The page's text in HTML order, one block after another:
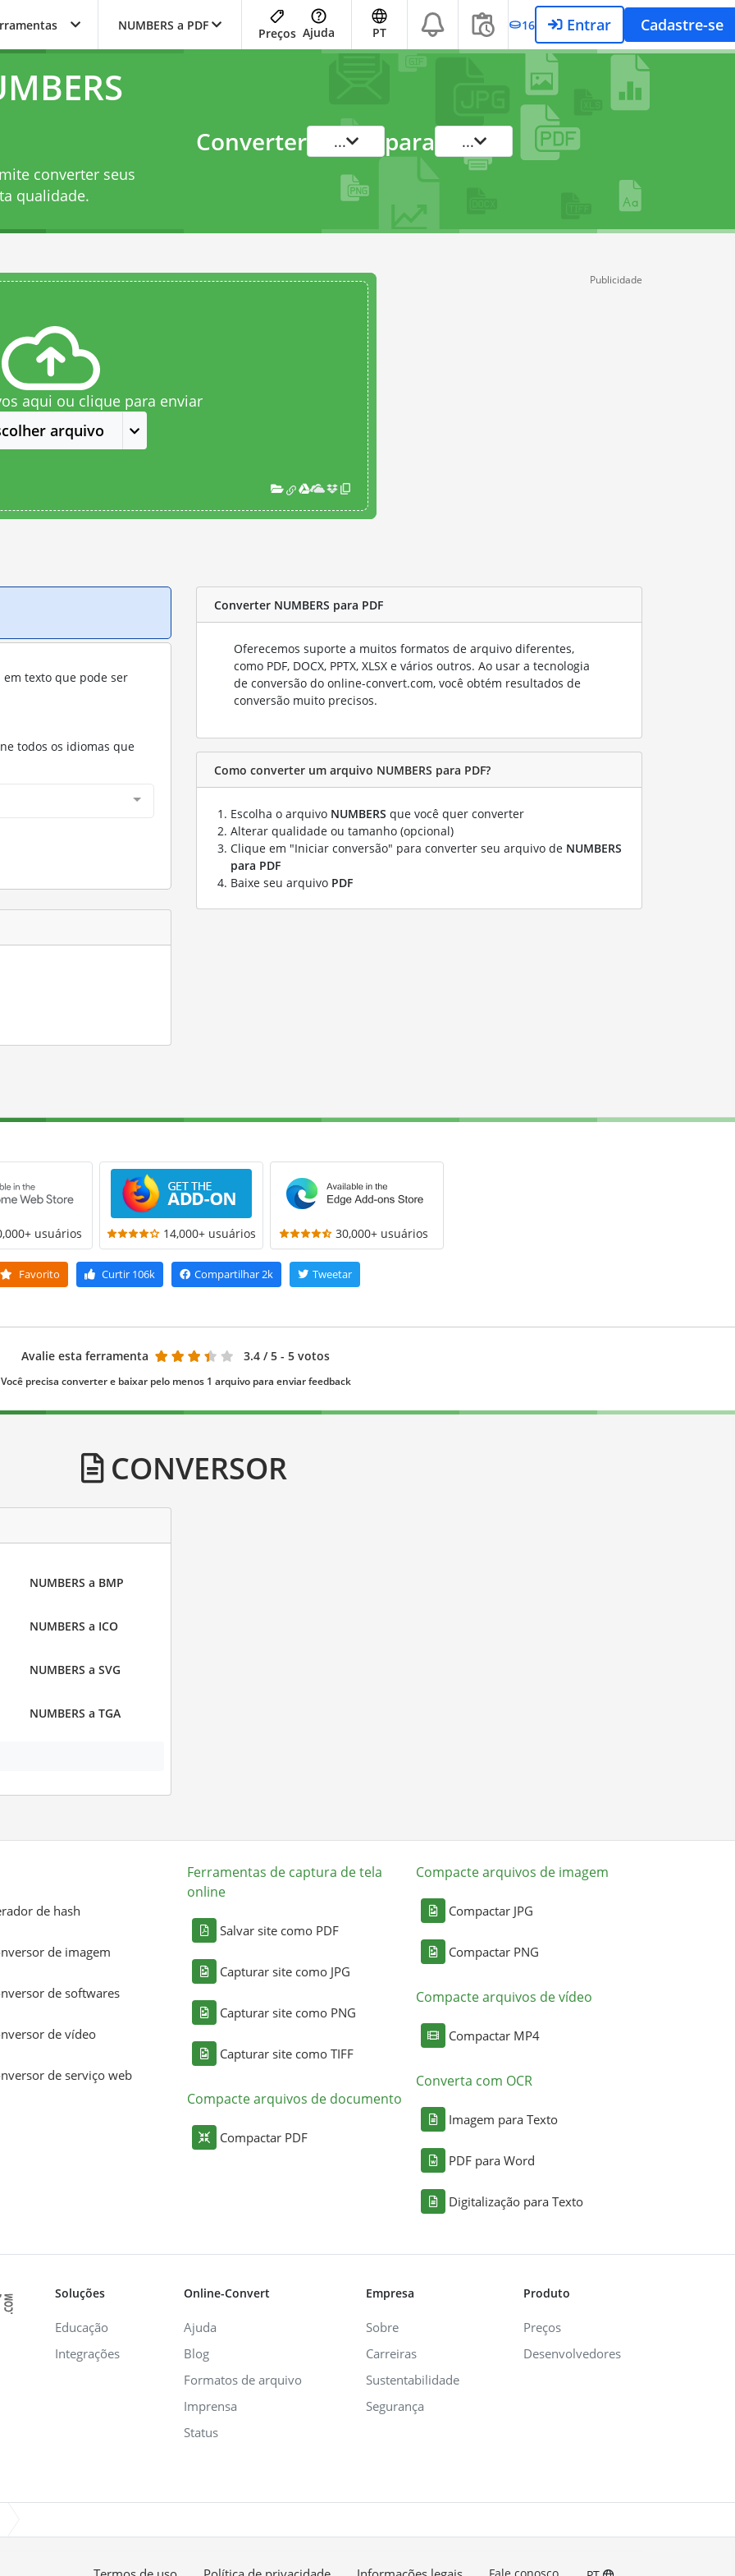
NUMBERS a PDF
Preços Ajuda PT 16 Entrar Cadastre-se
converter seus
qualidade.
Converter ... para ...
aqui ou clique para enviar
arquivo
Publicidade
texto que pode ser
todos os idiomas que
Converter NUMBERS para PDF
Oferecemos suporte a muitos formatos de arquivo diferentes,
como PDF, DOCX, PPTX, XLSX e vários outros. Ao usar a tecnologia
de conversão do online-convert.com, você obtém resultados de
conversão muito precisos.
Como converter um arquivo NUMBERS para PDF?
Escolha o arquivo NUMBERS que você quer converter
Alterar qualidade ou tamanho (opcional)
Clique em "Iniciar conversão" para converter seu arquivo de NUMBERS
para PDF
Baixe seu arquivo PDF
usuários 14,000+ usuários 30,000+ usuários
Favorito Curtir106k Compartilhar2k Tweetar
Avalie esta ferramenta 3.4 / 5 - 5 votos
Você precisa converter e baixar pelo menos 1 arquivo para enviar feedback
CONVERSOR
NUMBERS a BMP
NUMBERS a ICO
NUMBERS a SVG
NUMBERS a TGA
de hash
de imagem
de softwares
de vídeo
de serviço web
Ferramentas de captura de tela
online
Salvar site como PDF
Capturar site como JPG
Capturar site como PNG
Capturar site como TIFF
Compacte arquivos de documento
Compactar PDF
Compacte arquivos de imagem
Compactar JPG
Compactar PNG
Compacte arquivos de vídeo
Compactar MP4
Converta com OCR
Imagem para Texto
PDF para Word
Digitalização para Texto
Soluções
Educação
Integrações
Online-Convert
Ajuda
Blog
Formatos de arquivo
Imprensa
Status
Empresa
Sobre
Carreiras
Sustentabilidade
Segurança
Produto
Preços
Desenvolvedores
Fale conosco